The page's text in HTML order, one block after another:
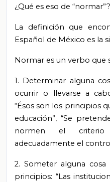
¿Qué es eso de “normar”?
La definición que
Español de México es la
Normar es un verbo que
1. Determinar alguna
ocurrir o llevarse a
“Ésos son los principios
educación”, “Se
normen el criterio
adecuadamente el
2. Someter alguna
principios: “Las